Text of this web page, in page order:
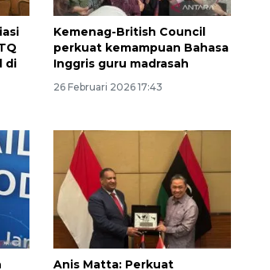
di
Kemenag-British Council
perkuat kemampuan Bahasa
Inggris guru madrasah
26 Februari 2026 17:43
Anis Matta: Perkuat